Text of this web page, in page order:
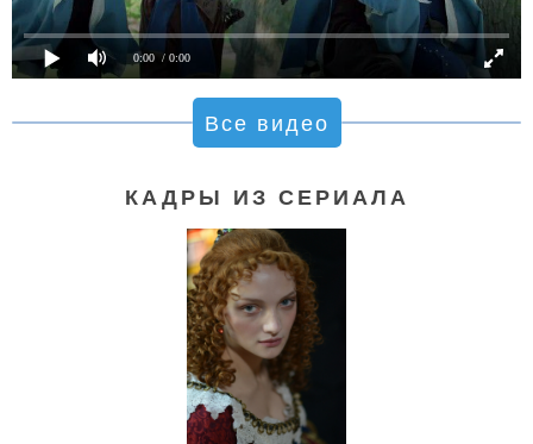
0:00 / 0:00
Все видео
КАДРЫ ИЗ СЕРИАЛА